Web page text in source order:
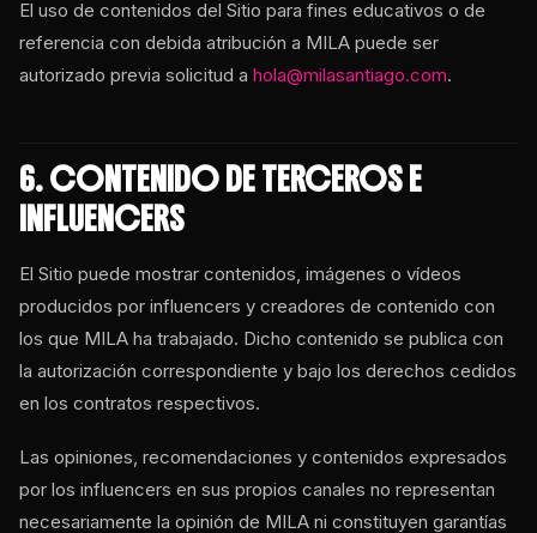
El uso de contenidos del Sitio para fines educativos o de
referencia con debida atribución a MILA puede ser
autorizado previa solicitud a hola@milasantiago.com.
6. CONTENIDO DE TERCEROS E
INFLUENCERS
El Sitio puede mostrar contenidos, imágenes o vídeos
producidos por influencers y creadores de contenido con
los que MILA ha trabajado. Dicho contenido se publica con
la autorización correspondiente y bajo los derechos cedidos
en los contratos respectivos.
Las opiniones, recomendaciones y contenidos expresados
por los influencers en sus propios canales no representan
necesariamente la opinión de MILA ni constituyen garantías